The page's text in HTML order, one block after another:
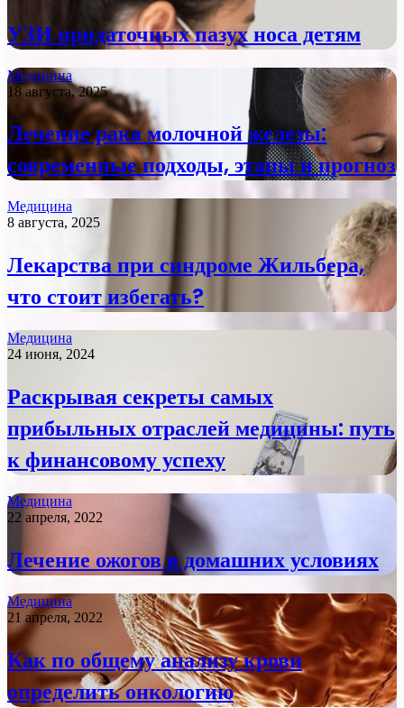
УЗИ придаточных пазух носа детям
Медицина
18 августа, 2025
Лечение рака молочной железы:
современные подходы, этапы и прогноз
Медицина
8 августа, 2025
Лекарства при синдроме Жильбера,
что стоит избегать?
Медицина
24 июня, 2024
Раскрывая секреты самых
прибыльных отраслей медицины: путь
к финансовому успеху
Медицина
22 апреля, 2022
Лечение ожогов в домашних условиях
Медицина
21 апреля, 2022
Как по общему анализу крови
определить онкологию